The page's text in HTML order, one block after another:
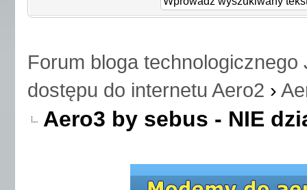
Forum bloga technologicznego
dostępu do internetu Aero2 ›
Aero3 by sebus - NIE